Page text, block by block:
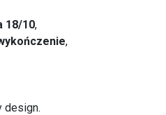
18/10,
,
design.